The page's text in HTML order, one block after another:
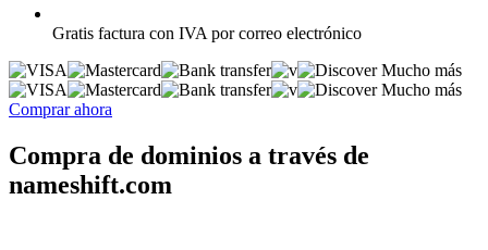
Gratis factura con IVA por correo electrónico
Mucho más
Mucho más
Comprar ahora
Compra de dominios a través de
nameshift.com